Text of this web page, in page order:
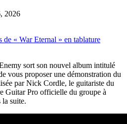
2026
de « War Eternal » en tablature
sort son nouvel album intitulé
vous proposer une démonstration du
par Nick Cordle, le guitariste du
Guitar Pro officielle du groupe à
la suite.